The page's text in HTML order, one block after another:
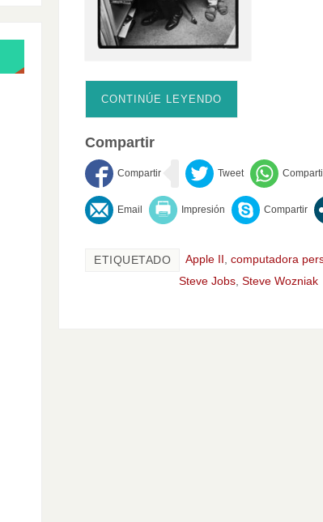
CONTINÚE LEYENDO
Compartir
ETIQUETADO Apple II computadora
Steve Jobs Steve Wozniak